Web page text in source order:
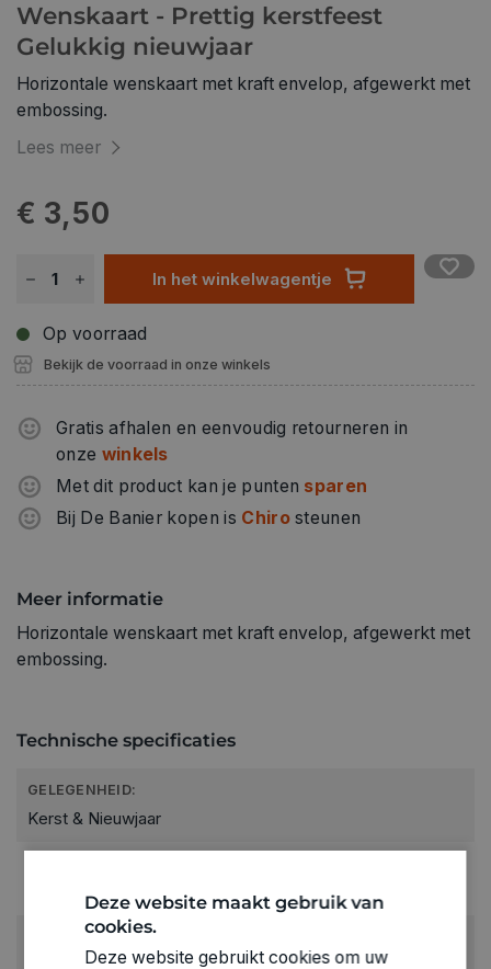
Wenskaart - Prettig kerstfeest
Gelukkig nieuwjaar
Horizontale wenskaart met kraft envelop, afgewerkt met
embossing.
Lees meer
€ 3,50
In het winkelwagentje
Op voorraad
Bekijk de voorraad in onze winkels
Gratis afhalen en eenvoudig retourneren in
onze winkels
Met dit product kan je punten sparen
Bij De Banier kopen is Chirosteunen
Meer informatie
Horizontale wenskaart met kraft envelop, afgewerkt met
embossing.
Technische specificaties
GELEGENHEID:
Kerst & Nieuwjaar
Wenskaarten
GEWICHT
Deze website maakt gebruik van
cookies.
Deze website gebruikt cookies om uw